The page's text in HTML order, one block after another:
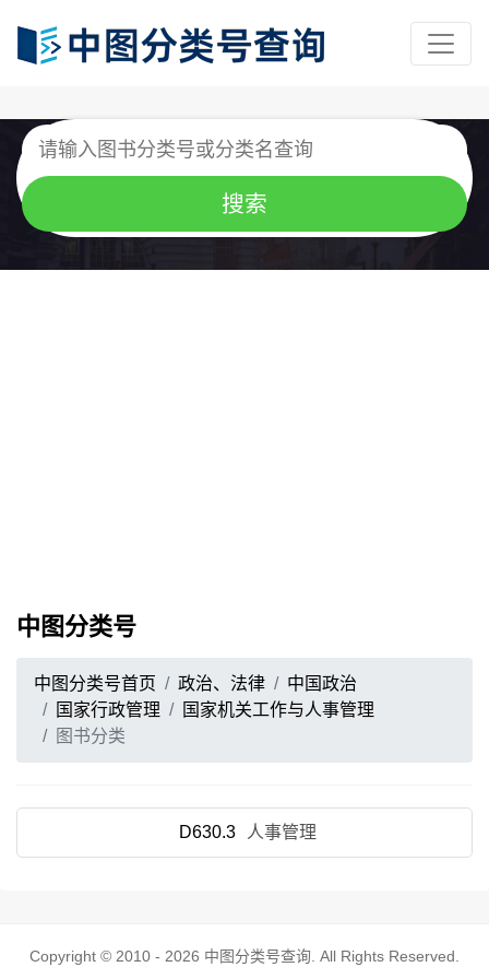
中图分类号
中图分类号首页 政治、法律
中国政治
国家行政管理
国家机关工作与人事管理
图书分类
D630.3 人事管理
Copyright © 2010 - 2026 中图分类号查询 . All Rights Reserved.